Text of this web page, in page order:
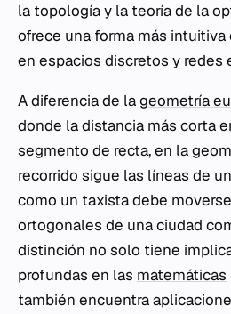
la topología y la teoría de la
ofrece una forma más
en espacios discretos y redes
A diferencia de lageometría
donde la distancia más corta
segmento de recta, en la
recorrido sigue las líneas de
como un taxista debe
ortogonales de una ciudad
distinción no solo tiene
profundas en las matemáticas
también encuentra